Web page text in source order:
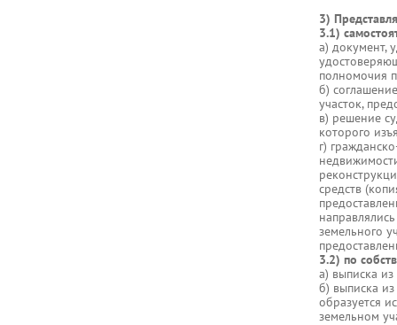
3)
3.1)
а) документ,
полномочия
б)
участок,
в) решение
которого
г)
средств
земельного
3.2) по
а) выписка
б) выписка
образуется
земельном